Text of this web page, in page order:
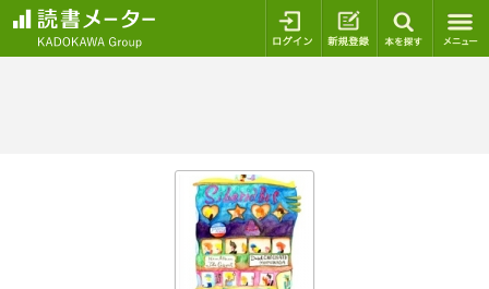
ログイン 新規登録